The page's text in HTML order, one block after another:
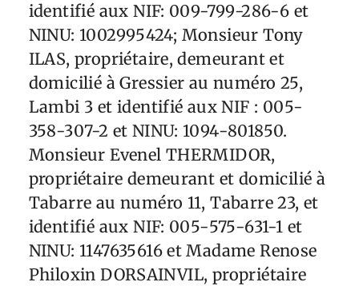
identifié aux NIF: 009-799-286-6 et
NINU: 1002995424; Monsieur Tony
ILAS, propriétaire, demeurant et
domicilié à Gressier au numéro 25,
Lambi 3 et identifié aux NIF : 005-
358-307-2 et NINU: 1094-801850.
Monsieur Evenel THERMIDOR,
propriétaire demeurant et domicilié à
Tabarre au numéro 11, Tabarre 23, et
identifié aux NIF: 005-575-631-1 et
NINU: 1147635616 et Madame Renose
Philoxin DORSAINVIL, propriétaire